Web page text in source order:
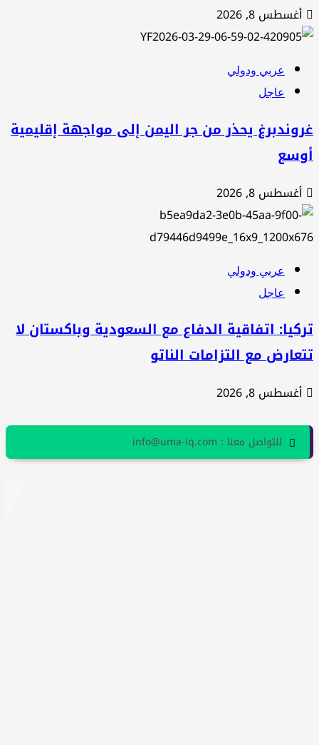
أغسطس 8, 2026
عربي ودولي
عاجل
يحذر من جر اليمن إلى مواجهة إقليمية
أغسطس 8, 2026
عربي ودولي
عاجل
اتفاقية الدفاع مع السعودية وباكستان لا
مع التزامات الناتو
أغسطس 8, 2026
للتواصل معنا : info@uma-iq.com